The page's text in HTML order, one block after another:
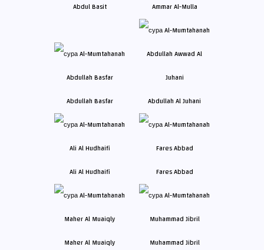
Abdul Basit Ammar Al-Mulla
Abdullah Basfar Abdullah Al Juhani
Ali Al Hudhaifi Fares Abbad
Maher Al Muaiqly Muhammad Jibril